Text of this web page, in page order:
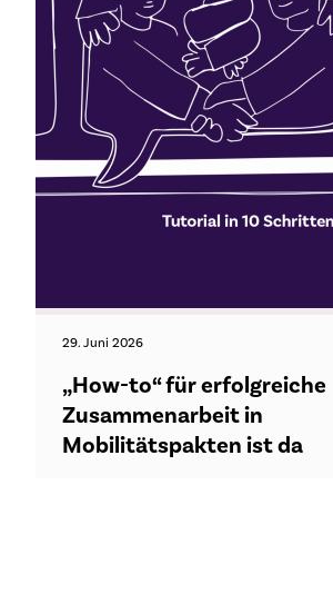
29. Juni 2026
„How-to“ für erfolgreiche
Zusammenarbeit in
Mobilitätspakten ist da